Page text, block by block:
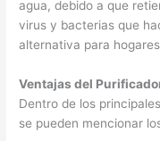
agua, debido a que
virus y bacterias que
alternativa para
Ventajas del
Dentro de los
se pueden mencionar